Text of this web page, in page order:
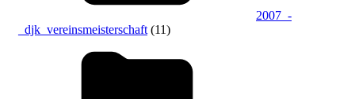
2007_-
_djk_vereinsmeisterschaft (11)